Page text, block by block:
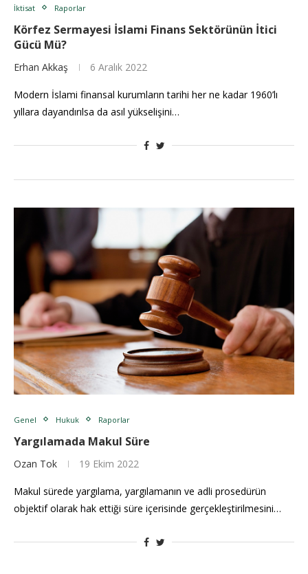
İktisat Raporlar
Körfez Sermayesi İslami Finans Sektörünün İtici
Gücü Mü?
Erhan Akkaş 6 Aralık 2022
Modern İslami finansal kurumların tarihi her ne kadar 1960’lı
yıllara dayandırılsa da asıl yükselişini…
Genel Hukuk Raporlar
Yargılamada Makul Süre
Ozan Tok 19 Ekim 2022
Makul sürede yargılama, yargılamanın ve adli prosedürün
objektif olarak hak ettiği süre içerisinde gerçekleştirilmesini…